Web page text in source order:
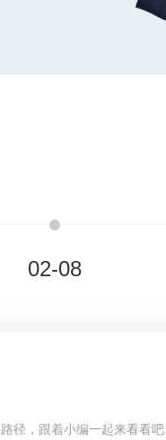
02-08
径，跟着小编一起来看看